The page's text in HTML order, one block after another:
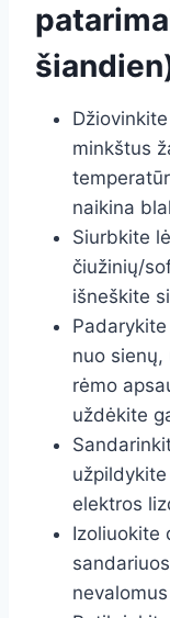
minkštus
naikina
Siurbkite
čiužinių/
išneškite
nuo
rėmo
uždėkite
elektros
Izoliuokite